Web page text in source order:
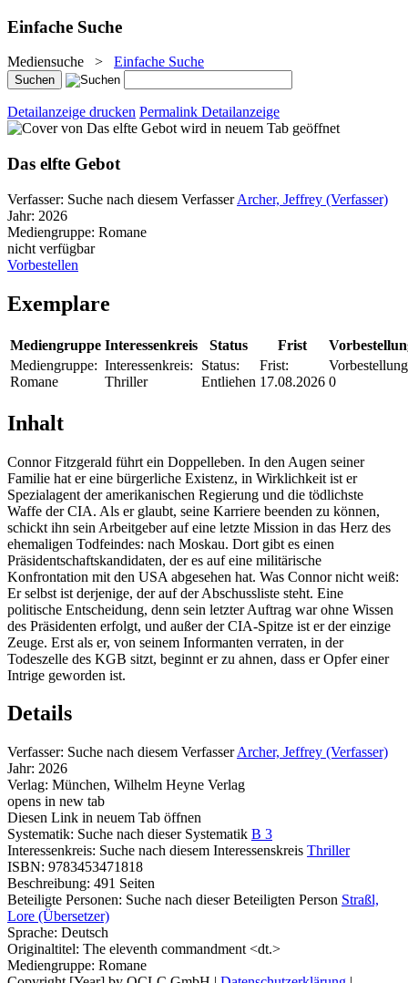
Einfache Suche
Mediensuche > Einfache Suche
Detailanzeige drucken Permalink Detailanzeige
wird in neuem Tab geöffnet
Das elfte Gebot
Verfasser: Suche nach diesem Verfasser Archer, Jeffrey (Verfasser)
Jahr: 2026
Mediengruppe: Romane
nicht verfügbar
Vorbestellen
Exemplare
Mediengruppe Interessenkreis Status Frist
Mediengruppe:
Romane
Interessenkreis:
Thriller
Status:
Entliehen
Frist:
17.08.2026 0
Inhalt
Connor Fitzgerald führt ein Doppelleben. In den Augen seiner
Familie hat er eine bürgerliche Existenz, in Wirklichkeit ist er
Spezialagent der amerikanischen Regierung und die tödlichste
Waffe der CIA. Als er glaubt, seine Karriere beenden zu können,
schickt ihn sein Arbeitgeber auf eine letzte Mission in das Herz des
ehemaligen Todfeindes: nach Moskau. Dort gibt es einen
Präsidentschaftskandidaten, der es auf eine militärische
Konfrontation mit den USA abgesehen hat. Was Connor nicht weiß:
Er selbst ist derjenige, der auf der Abschussliste steht. Eine
politische Entscheidung, denn sein letzter Auftrag war ohne Wissen
des Präsidenten erfolgt, und außer der CIA-Spitze ist er der einzige
Zeuge. Erst als er, von seinem Informanten verraten, in der
Todeszelle des KGB sitzt, beginnt er zu ahnen, dass er Opfer einer
Intrige geworden ist.
Details
Verfasser: Suche nach diesem Verfasser Archer, Jeffrey (Verfasser)
Jahr: 2026
Verlag: München, Wilhelm Heyne Verlag
opens in new tab
Diesen Link in neuem Tab öffnen
Systematik: Suche nach dieser Systematik B 3
Interessenkreis: Suche nach diesem Interessenskreis Thriller
ISBN: 9783453471818
Beschreibung: 491 Seiten
Beteiligte Personen: Suche nach dieser Beteiligten Person Straßl,
Lore (Übersetzer)
Sprache: Deutsch
Originaltitel: The eleventh commandment <dt.>
Mediengruppe: Romane